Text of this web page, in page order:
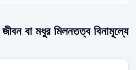
জীবন বা মধুর মিলনতত্ব বিনামূল্যে